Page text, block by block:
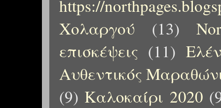
https://
Χολαργού
(13)
επισκέψεις (11)
Αυθεντικός
(9) Καλοκαίρι 2020